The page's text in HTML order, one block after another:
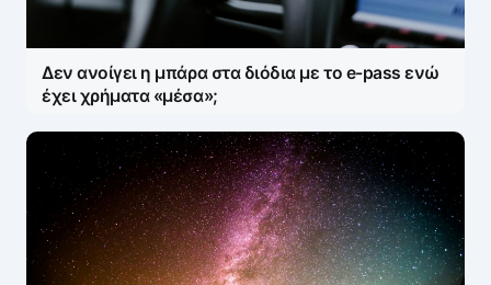
Δεν ανοίγει η μπάρα στα διόδια με το e-pass ενώ
έχει χρήματα «μέσα»;